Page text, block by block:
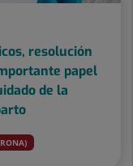
resolución
papel
de la